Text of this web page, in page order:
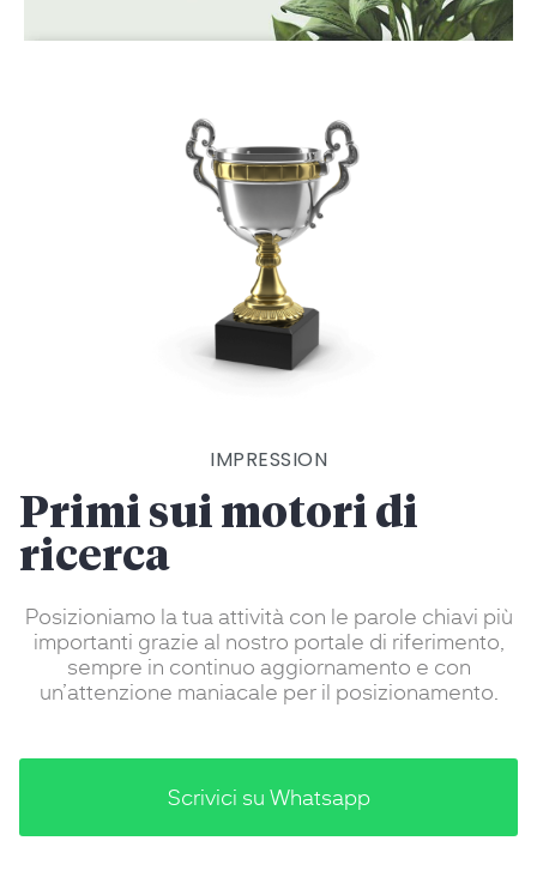
IMPRESSION
Primi sui motori di
ricerca
Posizioniamo la tua attività con le parole chiavi più
importanti grazie al nostro portale di riferimento,
sempre in continuo aggiornamento e con
un’attenzione maniacale per il posizionamento.
Scrivici su Whatsapp